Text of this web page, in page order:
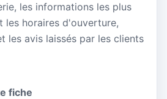
les informations les plus
les horaires d'ouverture,
les avis laissés par les clients
fiche